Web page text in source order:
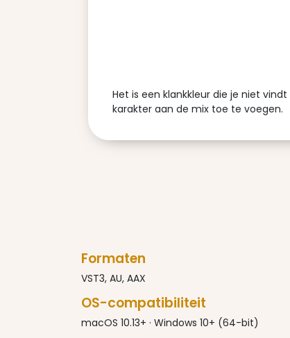
Het is een klankkleur die je niet
karakter aan de mix toe te voegen.
Formaten
VST3, AU, AAX
OS-compatibiliteit
macOS 10.13+ · Windows 10+ (64-bit)